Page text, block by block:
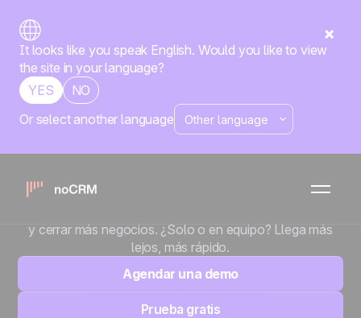
It looks like you speak English. Would you like to view
the site in your language?
YES
NO
Or select another language
Los vendedores
odian los CRM.
noCRM es la herramienta de gestión de ventas orientada
y cerrar más negocios. ¿Solo o en equipo? Llega más
lejos, más rápido.
Agendar una demo
Prueba gratis